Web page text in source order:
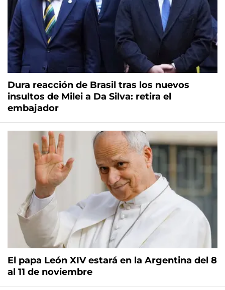
Dura reacción de Brasil tras los nuevos
insultos de Milei a Da Silva: retira el
embajador
El papa León XIV estará en la Argentina del 8
al 11 de noviembre